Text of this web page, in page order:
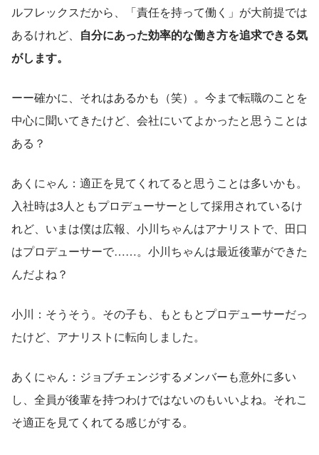
ルフレックスだから、「責任を持って働く」が大前提では
あるけれど、 自分にあった効率的な働き方を追求できる気
がします。
ーー確かに、それはあるかも（笑）。今まで転職のことを
中心に聞いてきたけど、会社にいてよかったと思うことは
ある？
あくにゃん：適正を見てくれてると思うことは多いかも。
入社時は3人ともプロデューサーとして採用されているけ
れど、いまは僕は広報、小川ちゃんはアナリストで、田口
はプロデューサーで……。小川ちゃんは最近後輩ができた
んだよね？
小川：そうそう。その子も、もともとプロデューサーだっ
たけど、アナリストに転向しました。
あくにゃん：ジョブチェンジするメンバーも意外に多い
し、全員が後輩を持つわけではないのもいいよね。それこ
そ適正を見てくれてる感じがする。